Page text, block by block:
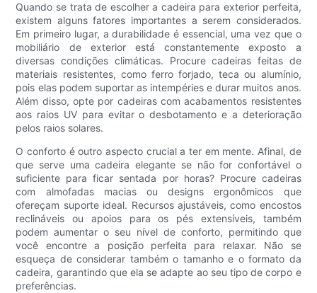
Quando se trata de escolher a cadeira para exterior perfeita,
existem alguns fatores importantes a serem considerados.
Em primeiro lugar, a durabilidade é essencial, uma vez que o
mobiliário de exterior está constantemente exposto a
diversas condições climáticas. Procure cadeiras feitas de
materiais resistentes, como ferro forjado, teca ou alumínio,
pois elas podem suportar as intempéries e durar muitos anos.
Além disso, opte por cadeiras com acabamentos resistentes
aos raios UV para evitar o desbotamento e a deterioração
pelos raios solares.
O conforto é outro aspecto crucial a ter em mente. Afinal, de
que serve uma cadeira elegante se não for confortável o
suficiente para ficar sentada por horas? Procure cadeiras
com almofadas macias ou designs ergonômicos que
ofereçam suporte ideal. Recursos ajustáveis, como encostos
reclináveis ​​ou apoios para os pés extensíveis, também
podem aumentar o seu nível de conforto, permitindo que
você encontre a posição perfeita para relaxar. Não se
esqueça de considerar também o tamanho e o formato da
cadeira, garantindo que ela se adapte ao seu tipo de corpo e
preferências.